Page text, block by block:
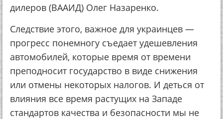
дилеров (ВААИД) Олег Назаренко.
Следствие этого, важное для украинцев —
прогресс понемногу съедает удешевления
автомобилей, которые время от времени
преподносит государство в виде снижения
или отмены некоторых налогов. И деться от
влияния все время растущих на Западе
стандартов качества и безопасности мы не